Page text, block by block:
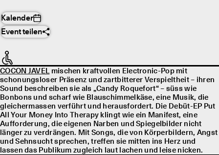
Kalender
Event teilen
COCON JAVELmischen kraftvollen Electronic-Pop mit
schonungsloser Präsenz und zartbitterer Verspieltheit – ihren
Sound beschreiben sie als „Candy Roquefort“ – süss wie
Bonbons und scharf wie Blauschimmelkäse, eine Musik, die
gleichermassen verführt und herausfordert. Die Debüt-EP Put
All Your Money Into Therapy klingt wie ein Manifest, eine
Aufforderung, die eigenen Narben und Spiegelbilder nicht
länger zu verdrängen. Mit Songs, die von Körperbildern, Angst
und Sehnsucht sprechen, treffen sie mitten ins Herz und
lassen das Publikum zugleich laut lachen und leise nicken.